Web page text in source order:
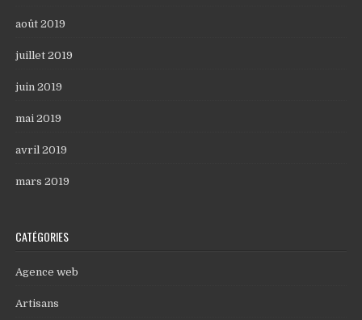
août 2019
juillet 2019
juin 2019
mai 2019
avril 2019
mars 2019
CATÉGORIES
Agence web
Artisans